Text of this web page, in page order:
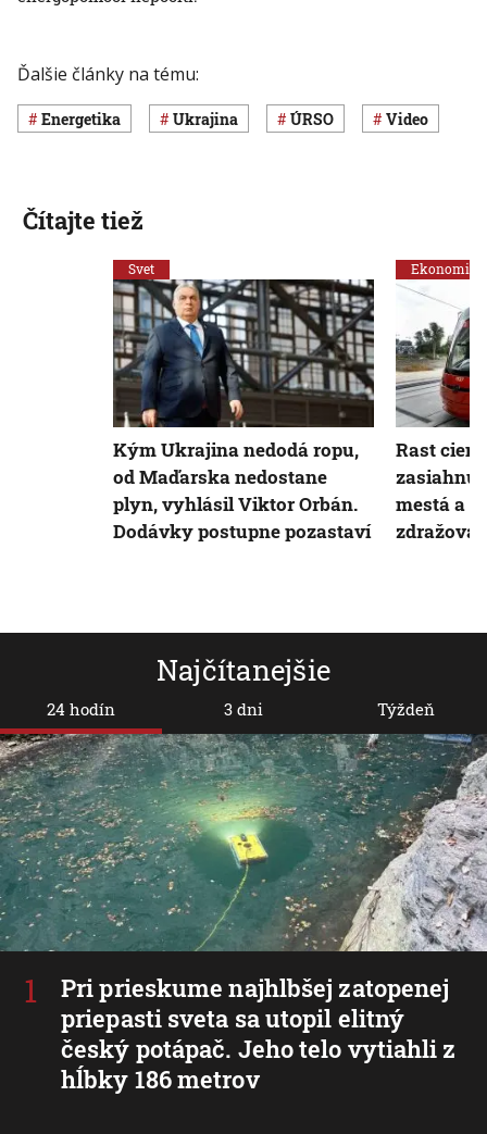
Ďalšie články na tému:
Energetika Ukrajina ÚRSO Video
Najčítanejšie
24 hodín
Pri prieskume najhlbšej zatopenej
priepasti sveta sa utopil elitný
český potápač. Jeho telo vytiahli z
hĺbky 186 metrov
3 dni Týždeň
Čítajte tiež
Svet
Kým Ukrajina nedodá ropu,
od Maďarska nedostane
plyn, vyhlásil Viktor Orbán.
Dodávky postupne pozastaví
Ekonomika
Rast cien
mestá a